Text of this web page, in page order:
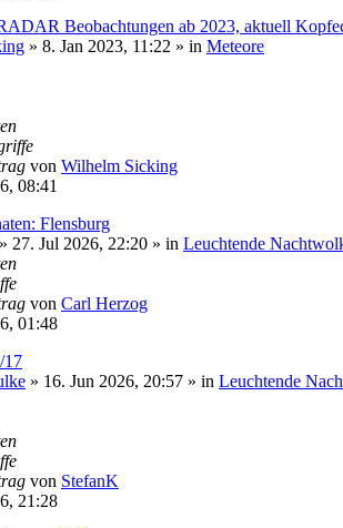
Beobachtungen ab 2023, aktuell
» 8. Jan 2023, 11:22 » in Meteore
von Wilhelm Sicking
08:41
Flensburg
» 27. Jul 2026, 22:20 » in Leuchtende
von Carl Herzog
01:48
17
» 16. Jun 2026, 20:57 » in Leuchtende
von StefanK
21:28